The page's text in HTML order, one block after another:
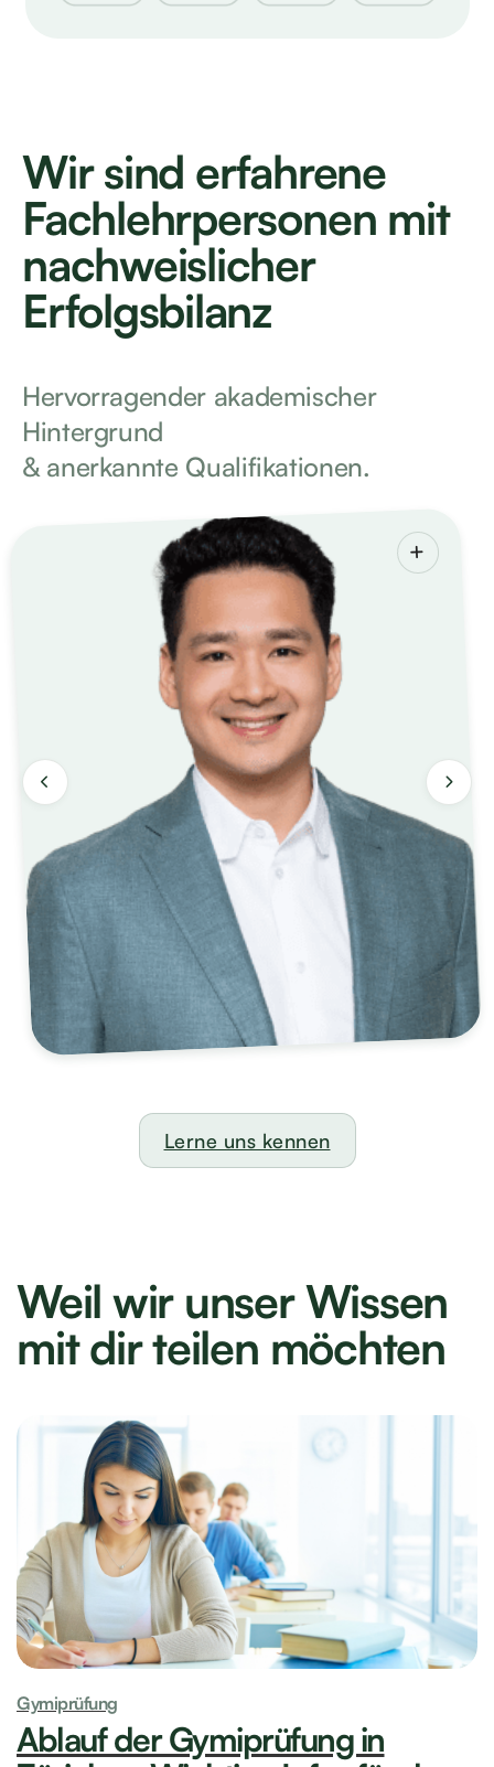
Wir sind erfahrene
Fachlehrpersonen mit
nachweislicher
Erfolgsbilanz
Hervorragender akademischer
Hintergrund
& anerkannte Qualifikationen.
Lerne uns kennen
Weil wir unser Wissen
mit dir teilen möchten
Gymiprüfung
Ablauf der Gymiprüfung in